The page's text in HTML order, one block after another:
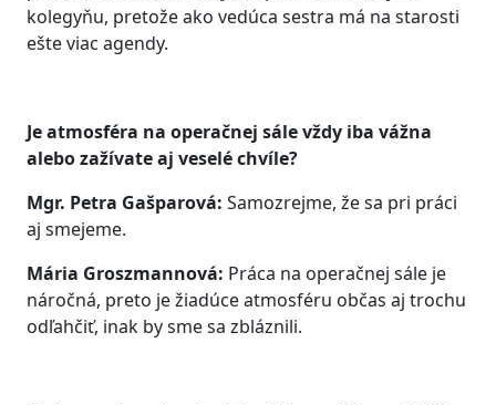
kolegyňu, pretože ako vedúca sestra má na starosti
ešte viac agendy.
Je atmosféra na operačnej sále vždy iba vážna
alebo zažívate aj veselé chvíle?
Mgr. Petra Gašparová: Samozrejme, že sa pri práci
aj smejeme.
Mária Groszmannová: Práca na operačnej sále je
náročná, preto je žiadúce atmosféru občas aj trochu
odľahčiť, inak by sme sa zbláznili.